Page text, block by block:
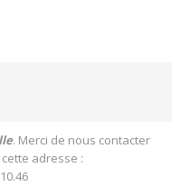
. Merci de nous contacter
adresse :